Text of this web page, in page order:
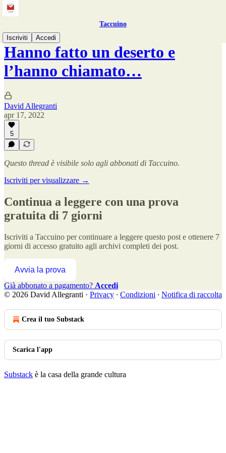
Taccuino
Iscriviti
Accedi
Hanno fatto un deserto e
l’hanno chiamato…
David Allegranti
apr 17, 2022
5
Questo thread è visibile solo agli abbonati di Taccuino.
Iscriviti per visualizzare →
Continua a leggere con una prova
gratuita di 7 giorni
Iscriviti a Taccuino per continuare a leggere questo post e ottenere 7
giorni di accesso gratuito agli archivi completi dei post.
Avvia la prova
Già abbonato a pagamento? Accedi
© 2026 David Allegranti · Privacy ∙ Condizioni ∙ Notifica di raccolta
Crea il tuo Substack
Scarica l'app
Substack è la casa della grande cultura